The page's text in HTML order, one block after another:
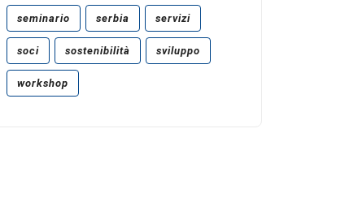
seminario serbia servizi
soci sostenibilità sviluppo
workshop